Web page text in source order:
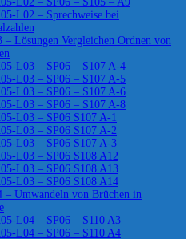
L02 – Sprechweise bei
Lösungen Vergleichen Ordnen von
L03 – SP06 – S107 A-4
L03 – SP06 – S107 A-5
L03 – SP06 – S107 A-6
L03 – SP06 – S107 A-8
L03 – SP06 S107 A-1
L03 – SP06 S107 A-2
L03 – SP06 S107 A-3
L03 – SP06 S108 A12
L03 – SP06 S108 A13
L03 – SP06 S108 A14
Umwandeln von Brüchen in
L04 – SP06 – S110 A3
L04 – SP06 – S110 A4